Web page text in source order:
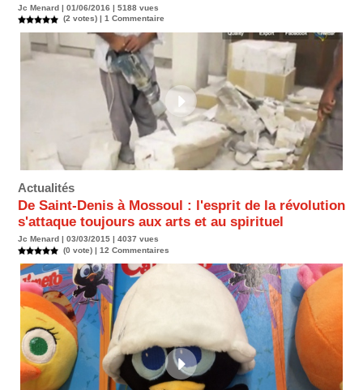
Jc Menard | 01/06/2016 | 5188 vues
(2 votes) | 1 Commentaire
Actualités
De Saint-Denis à Mossoul : l'esprit de la révolution
s'attaque toujours aux arts et au spirituel
Jc Menard | 03/03/2015 | 4037 vues
(0 vote) | 12 Commentaires